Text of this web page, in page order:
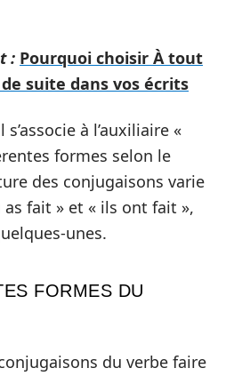
: Pourquoi choisir À tout
suite dans vos écrits
à l’auxiliaire «
formes selon le
des conjugaisons varie
as fait » et « ils ont fait »,
unes.
FORMES DU
du verbe faire